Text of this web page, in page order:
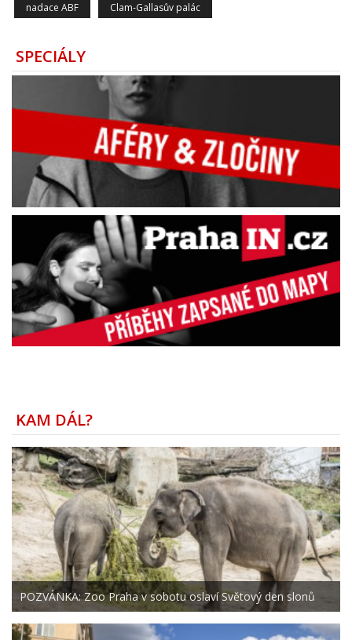
nadace ABF Clam-Gallasův palác
SPECIÁLY
KAM DÁL?
POZVÁNKA: Zoo Praha v sobotu oslaví Světový den slonů